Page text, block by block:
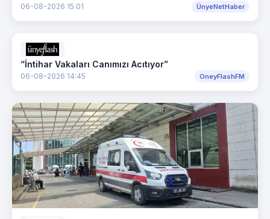
06-08-2026 15:01 ÜnyeNetHaber
“İntihar Vakaları Canımızı Acıtıyor”
06-08-2026 14:45 OneyFlashFM